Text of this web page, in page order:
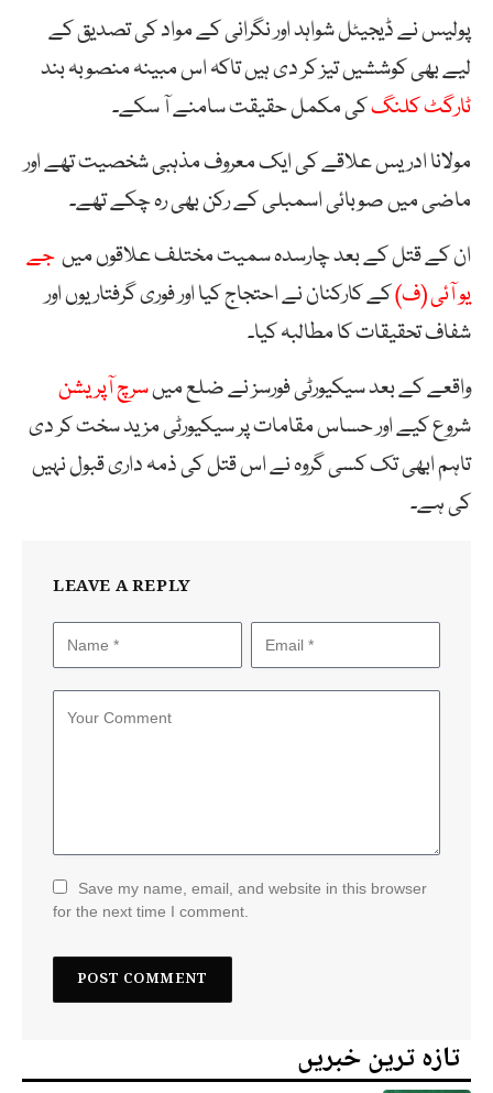
پولیس نے ڈیجیٹل شواہد اور نگرانی کے مواد کی تصدیق کے
لیے بھی کوششیں تیز کر دی ہیں تاکہ اس مبینہ منصوبہ بند
ٹارگٹ کلنگکی مکمل حقیقت سامنے آ سکے۔
مولانا ادریس علاقے کی ایک معروف مذہبی شخصیت تھے اور
ماضی میں صوبائی اسمبلی کے رکن بھی رہ چکے تھے۔
ان کے قتل کے بعد چارسدہ سمیت مختلف علاقوں میں جے
یو آئی (ف)کے کارکنان نے احتجاج کیا اور فوری گرفتاریوں اور
شفاف تحقیقات کا مطالبہ کیا۔
واقعے کے بعد سیکیورٹی فورسز نے ضلع میںسرچ آپریشن
شروع کیے اور حساس مقامات پر سیکیورٹی مزید سخت کر دی
تاہم ابھی تک کسی گروہ نے اس قتل کی ذمہ داری قبول نہیں
کی ہے۔
LEAVE A REPLY
Save my name, email, and website in this browser
for the next time I comment.
تازہ ترین خبریں